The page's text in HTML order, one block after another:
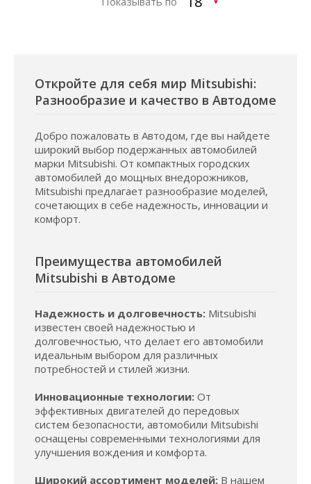
Откройте для себя мир Mitsubishi:
Разнообразие и качество в Автодоме
Добро пожаловать в Автодом, где вы найдете
широкий выбор подержанных автомобилей
марки Mitsubishi. От компактных городских
автомобилей до мощных внедорожников,
Mitsubishi предлагает разнообразие моделей,
сочетающих в себе надежность, инновации и
комфорт.
Преимущества автомобилей
Mitsubishi в Автодоме
Надежность и долговечность: Mitsubishi
известен своей надежностью и
долговечностью, что делает его автомобили
идеальным выбором для различных
потребностей и стилей жизни.
Инновационные технологии: От
эффективных двигателей до передовых
систем безопасности, автомобили Mitsubishi
оснащены современными технологиями для
улучшения вождения и комфорта.
Широкий ассортимент моделей: В нашем